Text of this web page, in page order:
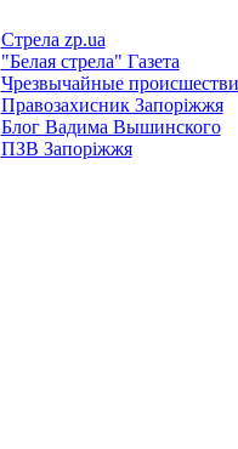
Стрела zp.ua
"Белая стрела" Газета
Чрезвычайные
Правозахисник Запоріжжя
Блог Вадима Вышинского
ПЗВ Запоріжжя